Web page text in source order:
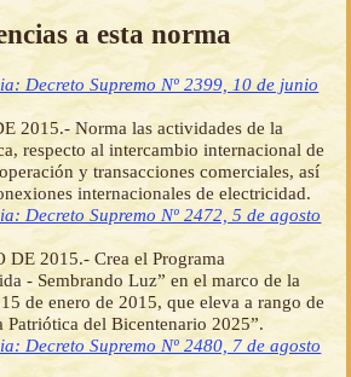
a esta norma
Decreto Supremo Nº 2399, 10 de junio
2015.- Norma las actividades de la
respecto al intercambio internacional de
y transacciones comerciales, así
internacionales de electricidad.
Decreto Supremo Nº 2472, 5 de agosto
DE 2015.- Crea el Programa
- Sembrando Luz” en el marco de la
de enero de 2015, que eleva a rango de
Patriótica del Bicentenario 2025”.
Decreto Supremo Nº 2480, 7 de agosto